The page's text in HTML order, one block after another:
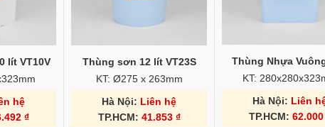
lít VT10V
hệ
₫
Thùng sơn 12 lít VT23S
KT: Ø275 x 263mm
Hà Nội: Liên hệ
TP.HCM: 41.853 ₫
Thùng Nhựa
KT:
Hà Nội: Liên
TP.HCM: 62.000